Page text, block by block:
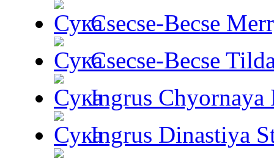
Csecse-Becse
Csecse-Becse
Ingrus Chyornaya
Ingrus Dinastiya